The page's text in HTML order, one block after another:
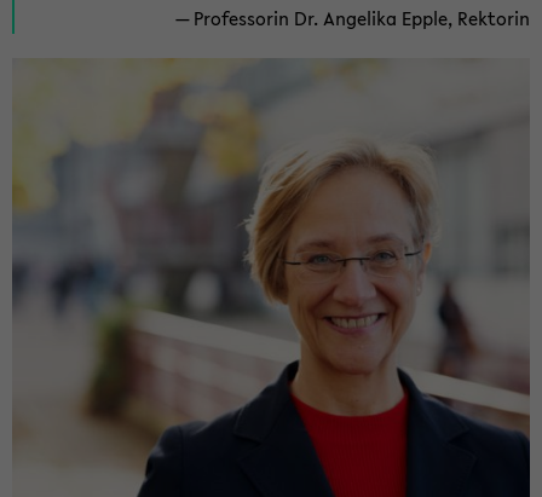
Pro­fes­so­rin Dr. An­ge­li­ka Epple, Rek­to­rin